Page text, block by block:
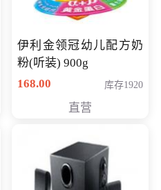
伊利金领冠幼儿配方奶
粉(听装) 900g
168.00
库存1920
直营